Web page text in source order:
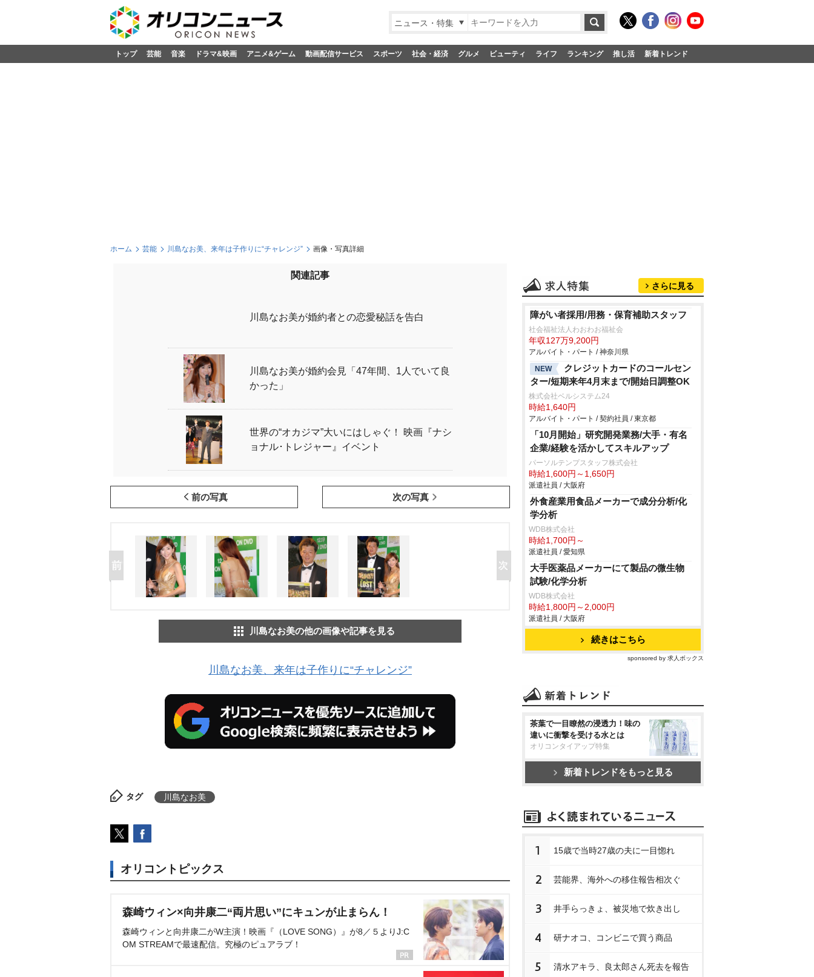
ニュース・特集
トップ 芸能 音楽 ドラマ&映画 アニメ&ゲーム 動画配信サービス スポーツ 社会・経済 グルメ ビューティ ライフ ランキング 推し活 新着トレンド
ホーム 芸能 川島なお美、来年は子作りに“チャレンジ” 画像・写真詳細
関連記事
川島なお美が婚約者との恋愛秘話を告白
川島なお美が婚約会見「47年間、1人でいて良
かった」
世界の“オカジマ”大いにはしゃぐ！ 映画『ナシ
ョナル･トレジャー』イベント
前の写真 次の写真
川島なお美の他の画像や記事を見る
川島なお美、来年は子作りに“チャレンジ”
タグ 川島なお美
オリコントピックス
森崎ウィン×向井康二“両片思い”にキュンが止まらん！
森崎ウィンと向井康二がW主演！映画『（LOVE SONG）』が8／５よりJ:C
OM STREAMで最速配信。究極のピュアラブ！
さらに見る
障がい者採用/用務・保育補助スタッフ
社会福祉法人わおわお福祉会
年収127万9,200円
アルバイト・パート / 神奈川県
NEW
クレジットカードのコールセン
ター/短期来年4月末まで/開始日調整OK
株式会社ベルシステム24
時給1,640円
アルバイト・パート / 契約社員 / 東京都
「10月開始」研究開発業務/大手・有名
企業/経験を活かしてスキルアップ
パーソルテンプスタッフ株式会社
時給1,600円～1,650円
派遣社員 / 大阪府
外食産業用食品メーカーで成分分析/化
学分析
WDB株式会社
時給1,700円～
派遣社員 / 愛知県
大手医薬品メーカーにて製品の微生物
試験/化学分析
WDB株式会社
時給1,800円～2,000円
派遣社員 / 大阪府
続きはこちら
sponsored by 求人ボックス
茶葉で一目瞭然の浸透力！味の
違いに衝撃を受ける水とは
オリコンタイアップ特集
新着トレンドをもっと見る
1 15歳で当時27歳の夫に一目惚れ
2 芸能界、海外への移住報告相次ぐ
3 井手らっきょ、被災地で炊き出し
4 研ナオコ、コンビニで買う商品
5 清水アキラ、良太郎さん死去を報告